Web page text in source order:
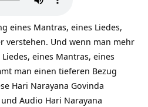
eines Mantras, eines Liedes,
verstehen. Und wenn man mehr
eines Mantras, eines
man einen tieferen Bezug
Hari Narayana Govinda
Audio Hari Narayana